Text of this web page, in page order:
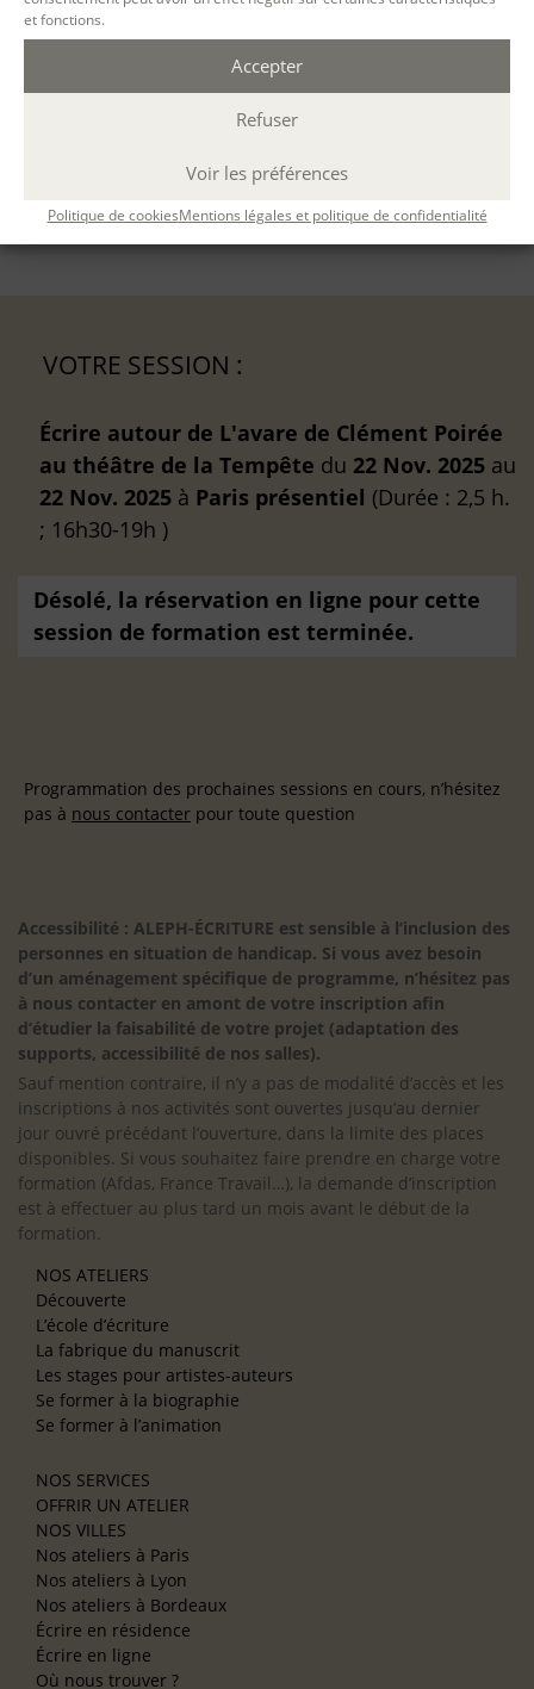
et fonctions.
Accepter
Refuser
Voir les préférences
Politique de cookiesMentions légales et politique de confidentialité
Ouvert à tous
CONTENU
ÉVALUATION
VOTRE SESSION :
Écrire autour de L'avare de Clément Poirée
au théâtre de la Tempête du 22 Nov. 2025 au
22 Nov. 2025 à Paris présentiel (Durée : 2,5 h.
; 16h30-19h )
Désolé, la réservation en ligne pour cette
session de formation est terminée.
Programmation des prochaines sessions en cours, n’hésitez
pas à nous contacter pour toute question
Accessibilité : ALEPH-ÉCRITURE est sensible à l’inclusion des
personnes en situation de handicap. Si vous avez besoin
d’un aménagement spécifique de programme, n’hésitez pas
à nous contacter en amont de votre inscription afin
d’étudier la faisabilité de votre projet (adaptation des
supports, accessibilité de nos salles).
Sauf mention contraire, il n’y a pas de modalité d’accès et les
inscriptions à nos activités sont ouvertes jusqu’au dernier
jour ouvré précédant l’ouverture, dans la limite des places
disponibles. Si vous souhaitez faire prendre en charge votre
formation (Afdas, France Travail…), la demande d’inscription
est à effectuer au plus tard un mois avant le début de la
formation.
NOS ATELIERS
Découverte
L’école d’écriture
La fabrique du manuscrit
Les stages pour artistes-auteurs
Se former à la biographie
Se former à l’animation
NOS SERVICES
OFFRIR UN ATELIER
NOS VILLES
Nos ateliers à Paris
Nos ateliers à Lyon
Nos ateliers à Bordeaux
Écrire en résidence
Écrire en ligne
Où nous trouver ?